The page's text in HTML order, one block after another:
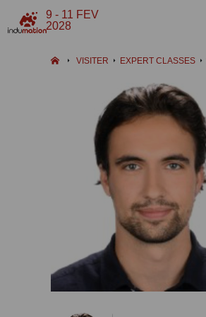
9 - 11 FEV
2028
VISITER EXPERT CLASSES